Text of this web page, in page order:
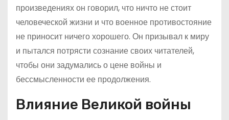
произведениях он говорил, что ничто не стоит
человеческой жизни и что военное противостояние
не приносит ничего хорошего. Он призывал к миру
и пытался потрясти сознание своих читателей,
чтобы они задумались о цене войны и
бессмысленности ее продолжения.
Влияние Великой войны